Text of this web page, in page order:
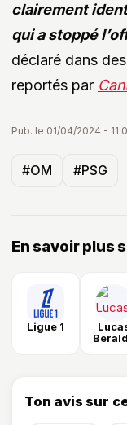
clairement
qui a stoppé
déclaré dans
reportés par
Pub. le 01/04/2024 -
#OM #PSG
En savoir plus
Ligue 1
Ton avis sur